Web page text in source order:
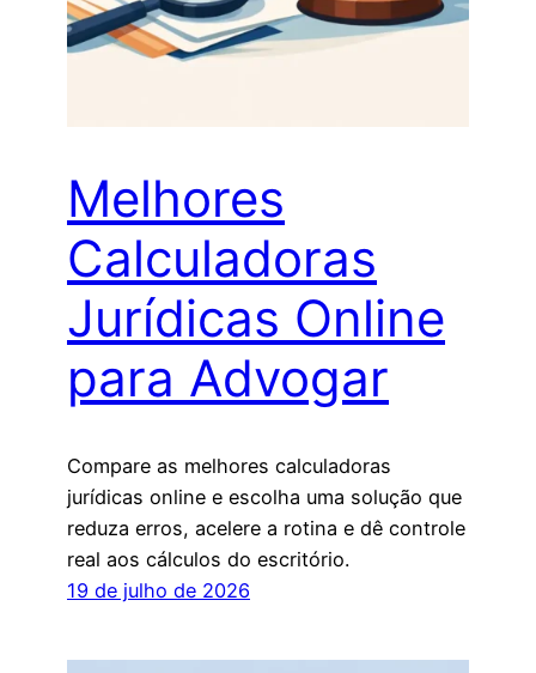
Melhores
Calculadoras
Jurídicas Online
para Advogar
Compare as melhores calculadoras
jurídicas online e escolha uma solução que
reduza erros, acelere a rotina e dê controle
real aos cálculos do escritório.
19 de julho de 2026